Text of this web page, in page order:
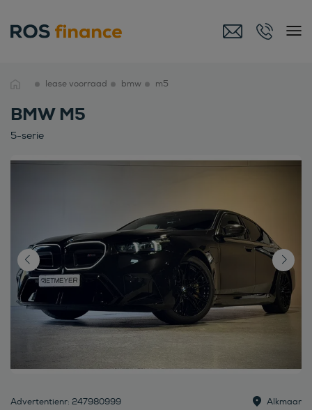
lease voorraad bmw m5
BMW M5
5-serie
Advertentienr: 247980999
Alkmaar